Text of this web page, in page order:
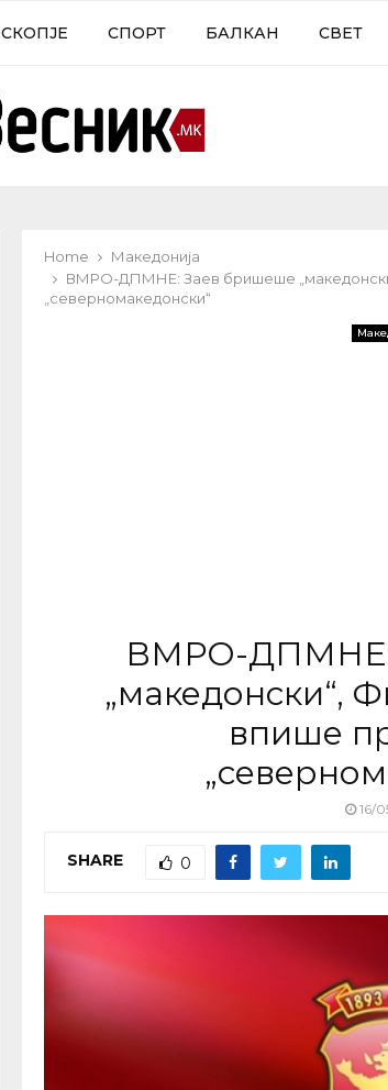
СКОПЈЕ СПОРТ БАЛКАН СВЕТ
Home
Македонија
ВМРО-ДПМНЕ: Заев бришеше
„северномакедонски“
ВМРО-ДПМНЕ:
„македонски“,
впише
16/
SHARE 0